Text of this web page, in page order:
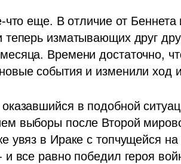
что еще. В отличие от
теперь изматывающих друг
Времени достаточно,
события и изменили ход
в подобной
выборы после Второй
увяз в Ираке с топчущейся
и все равно победил героя